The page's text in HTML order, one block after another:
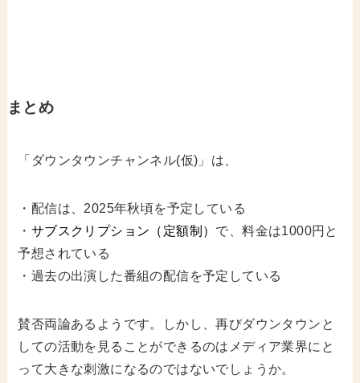
まとめ
「ダウンタウンチャンネル(仮)」は、
・配信は、2025年秋頃を予定している
・ サブスクリプション（定額制） で、料金は1000円と
予想されている
・過去の出演した番組の配信を予定している
賛否両論あるようです。しかし、再びダウンタウンと
しての活動を見ることができるのはメディア業界にと
って大きな刺激になるのではないでしょうか。